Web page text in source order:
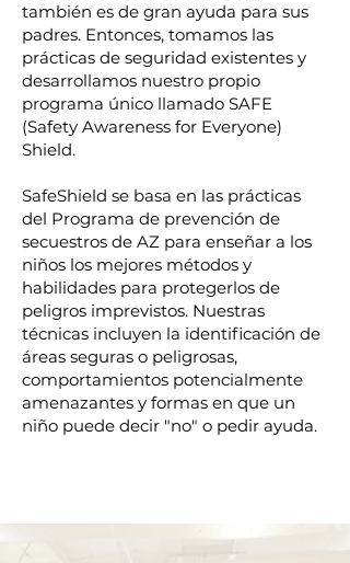
también es de gran ayuda para sus
padres. Entonces, tomamos las
prácticas de seguridad existentes y
desarrollamos nuestro propio
programa único llamado SAFE
(Safety Awareness for Everyone)
Shield.
SafeShield se basa en las prácticas
del Programa de prevención de
secuestros de AZ para enseñar a los
niños los mejores métodos y
habilidades para protegerlos de
peligros imprevistos. Nuestras
técnicas incluyen la identificación de
áreas seguras o peligrosas,
comportamientos potencialmente
amenazantes y formas en que un
niño puede decir "no" o pedir ayuda.